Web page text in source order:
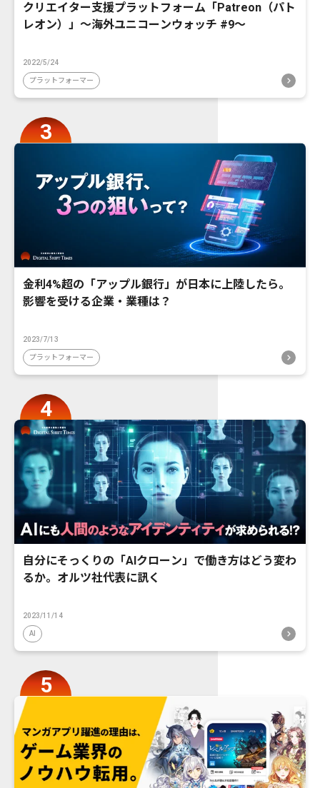
クリエイター支援プラットフォーム「Patreon（パト
レオン）」〜海外ユニコーンウォッチ #9〜
2022/5/24
プラットフォーマー
金利4%超の「アップル銀行」が日本に上陸したら。
影響を受ける企業・業種は？
2023/7/13
プラットフォーマー
自分にそっくりの「AIクローン」で働き方はどう変わ
るか。オルツ社代表に訊く
2023/11/14
AI